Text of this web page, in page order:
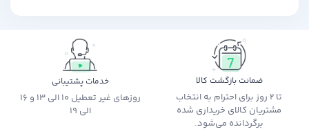
ضمانت بازگشت کالا
تا 2 روز برای احترام به انتخاب
مشتریان کالای خریداری شده
برگردانده می‌شود.
خدمات پشتیبانی
روزهای غیر تعطیل 10 الی 13 و 16
الی 19